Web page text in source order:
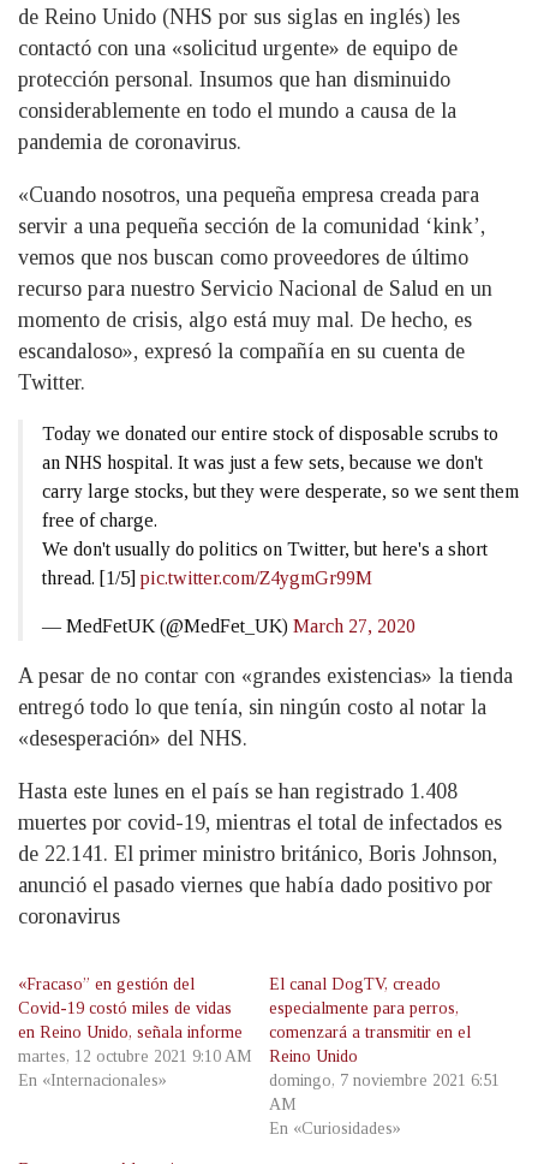
de Reino Unido (NHS por sus siglas en inglés) les
contactó con una «solicitud urgente» de equipo de
protección personal. Insumos que han disminuido
considerablemente en todo el mundo a causa de la
pandemia de coronavirus.
«Cuando nosotros, una pequeña empresa creada para
servir a una pequeña sección de la comunidad ‘kink’,
vemos que nos buscan como proveedores de último
recurso para nuestro Servicio Nacional de Salud en un
momento de crisis, algo está muy mal. De hecho, es
escandaloso», expresó la compañía en su cuenta de
Twitter.
Today we donated our entire stock of disposable scrubs to
an NHS hospital. It was just a few sets, because we don't
carry large stocks, but they were desperate, so we sent them
free of charge.
We don't usually do politics on Twitter, but here's a short
thread. [1/5] pic.twitter.com/Z4ygmGr99M
— MedFetUK (@MedFet_UK) March 27, 2020
A pesar de no contar con «grandes existencias» la tienda
entregó todo lo que tenía, sin ningún costo al notar la
«desesperación» del NHS.
Hasta este lunes en el país se han registrado 1.408
muertes por covid-19, mientras el total de infectados es
de 22.141. El primer ministro británico, Boris Johnson,
anunció el pasado viernes que había dado positivo por
coronavirus
«Fracaso” en gestión del
Covid-19 costó miles de vidas
en Reino Unido, señala informe
martes, 12 octubre 2021 9:10 AM
En «Internacionales»
El canal DogTV, creado
especialmente para perros,
comenzará a transmitir en el
Reino Unido
domingo, 7 noviembre 2021 6:51
AM
En «Curiosidades»